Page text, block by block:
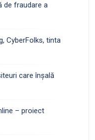
de fraudare a
CyberFolks, tinta
care înșală
– proiect